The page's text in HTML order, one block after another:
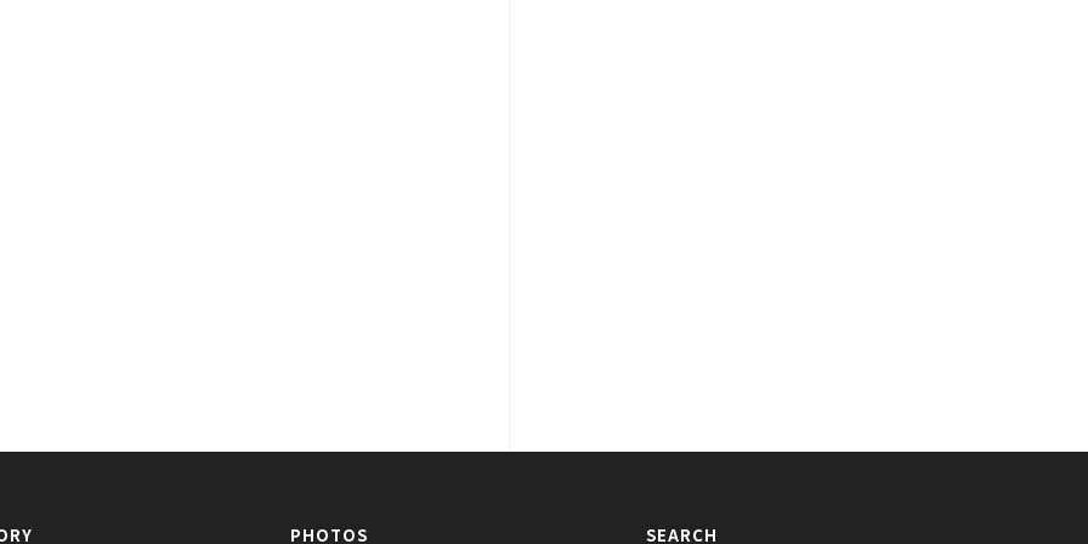
PHOTOS SEARCH